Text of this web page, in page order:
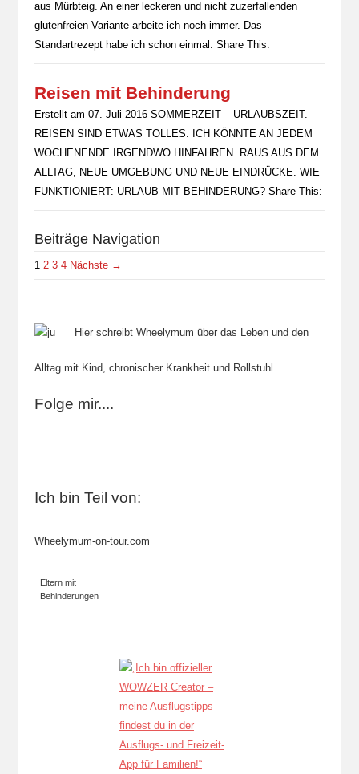
aus Mürbteig. An einer leckeren und nicht zuzerfallenden
glutenfreien Variante arbeite ich noch immer. Das
Standartrezept habe ich schon einmal. Share This:
Reisen mit Behinderung
Erstellt am 07. Juli 2016 SOMMERZEIT – URLAUBSZEIT.
REISEN SIND ETWAS TOLLES. ICH KÖNNTE AN JEDEM
WOCHENENDE IRGENDWO HINFAHREN. RAUS AUS DEM
ALLTAG, NEUE UMGEBUNG UND NEUE EINDRÜCKE. WIE
FUNKTIONIERT: URLAUB MIT BEHINDERUNG? Share This:
Beiträge Navigation
1 2 3 4 Nächste →
Hier schreibt Wheelymum über das Leben und den
Alltag mit Kind, chronischer Krankheit und Rollstuhl.
Folge mir....
Ich bin Teil von:
Wheelymum-on-tour.com
Eltern mit
Behinderungen